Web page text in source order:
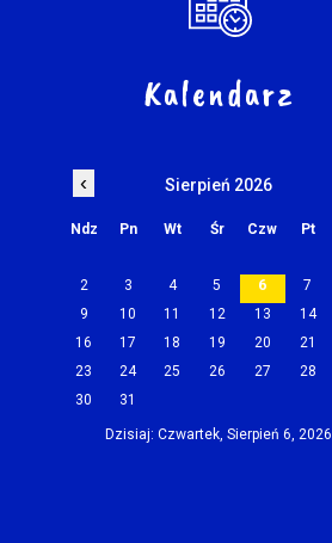
Kalendarz
‹ Sierpień 2026
Ndz Pn Wt Śr Czw Pt
2
3 4 5 6 7
9
10 11 12 13 14
16
17 18 19 20 21
23
24 25 26 27 28
30
31
Dzisiaj: Czwartek, Sierpień 6, 2026